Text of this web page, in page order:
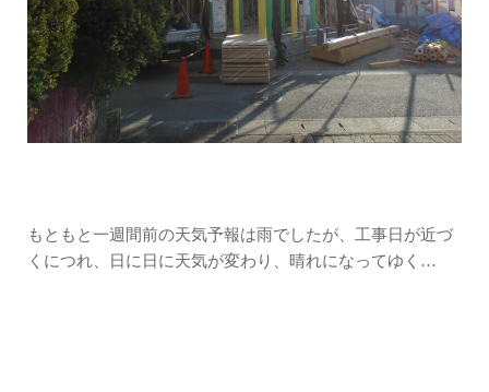
もともと一週間前の天気予報は雨でしたが、工事日が近づ
くにつれ、日に日に天気が変わり、晴れになってゆく…